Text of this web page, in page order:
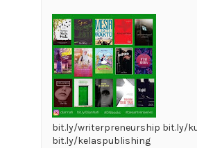
bit.ly/writerpreneurship bit.ly/
bit.ly/kelaspublishing